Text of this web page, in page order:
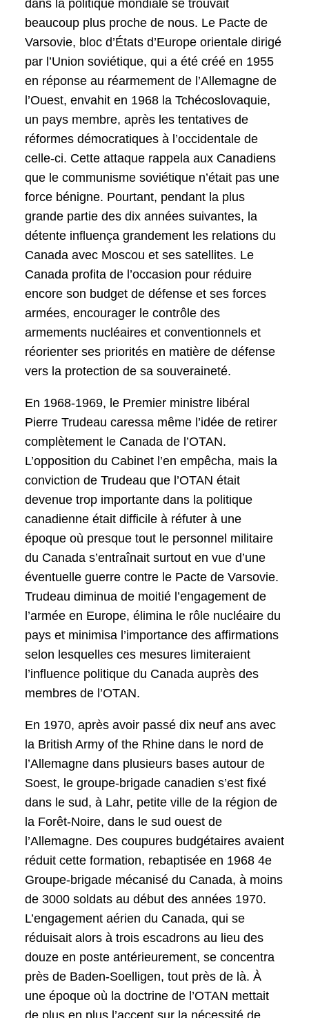
dans la politique mondiale se trouvait
beaucoup plus proche de nous. Le Pacte de
Varsovie, bloc d’États d’Europe orientale dirigé
par l’Union soviétique, qui a été créé en 1955
en réponse au réarmement de l’Allemagne de
l’Ouest, envahit en 1968 la Tchécoslovaquie,
un pays membre, après les tentatives de
réformes démocratiques à l’occidentale de
celle-ci. Cette attaque rappela aux Canadiens
que le communisme soviétique n’était pas une
force bénigne. Pourtant, pendant la plus
grande partie des dix années suivantes, la
détente influença grandement les relations du
Canada avec Moscou et ses satellites. Le
Canada profita de l’occasion pour réduire
encore son budget de défense et ses forces
armées, encourager le contrôle des
armements nucléaires et conventionnels et
réorienter ses priorités en matière de défense
vers la protection de sa souveraineté.
En 1968-1969, le Premier ministre libéral
Pierre Trudeau caressa même l’idée de retirer
complètement le Canada de l’OTAN.
L’opposition du Cabinet l’en empêcha, mais la
conviction de Trudeau que l’OTAN était
devenue trop importante dans la politique
canadienne était difficile à réfuter à une
époque où presque tout le personnel militaire
du Canada s’entraînait surtout en vue d’une
éventuelle guerre contre le Pacte de Varsovie.
Trudeau diminua de moitié l’engagement de
l’armée en Europe, élimina le rôle nucléaire du
pays et minimisa l’importance des affirmations
selon lesquelles ces mesures limiteraient
l’influence politique du Canada auprès des
membres de l’OTAN.
En 1970, après avoir passé dix neuf ans avec
la British Army of the Rhine dans le nord de
l’Allemagne dans plusieurs bases autour de
Soest, le groupe-brigade canadien s’est fixé
dans le sud, à Lahr, petite ville de la région de
la Forêt-Noire, dans le sud ouest de
l’Allemagne. Des coupures budgétaires avaient
réduit cette formation, rebaptisée en 1968 4e
Groupe-brigade mécanisé du Canada, à moins
de 3000 soldats au début des années 1970.
L’engagement aérien du Canada, qui se
réduisait alors à trois escadrons au lieu des
douze en poste antérieurement, se concentra
près de Baden-Soelligen, tout près de là. À
une époque où la doctrine de l’OTAN mettait
de plus en plus l’accent sur la nécessité de